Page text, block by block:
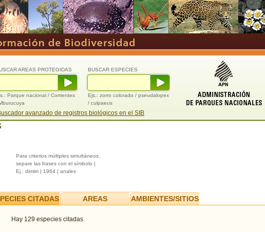
BUSCAR ESPECIES
Ejs.: zorro colorado / pseudalopex
/ culpaeus
AREAS PROTEGIDAS
Parque nacional / Corrientes
avanzado de registros biológicos en el SIB
Para criterios múltiples simultáneos,
separe las frases con el símbolo |
Ej.: dimitri | 1964 | anales
CITADAS AREAS AMBIENTES/SITIOS
Hay 129 especies citadas